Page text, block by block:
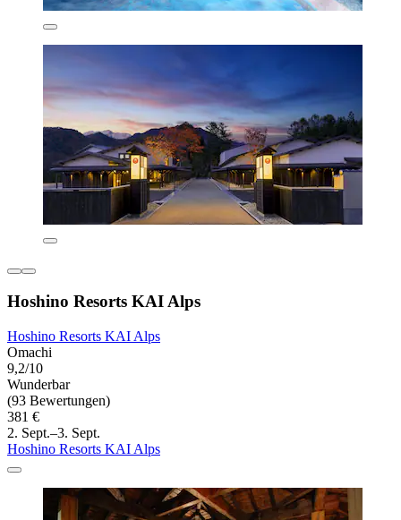
Hoshino Resorts KAI Alps
Hoshino Resorts KAI Alps
Omachi
9,2/10
Wunderbar
(93 Bewertungen)
381 €
2. Sept.–3. Sept.
Hoshino Resorts KAI Alps